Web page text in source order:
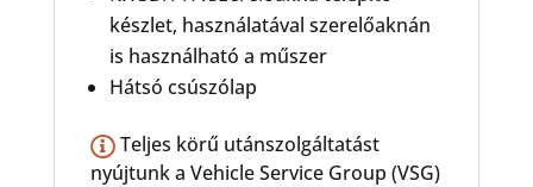
készlet, használatával szerelőaknán
is használható a műszer
Hátsó csúszólap
Teljes körű utánszolgáltatást
nyújtunk a Vehicle Service Group (VSG)